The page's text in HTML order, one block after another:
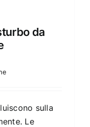
da
sulla
Le